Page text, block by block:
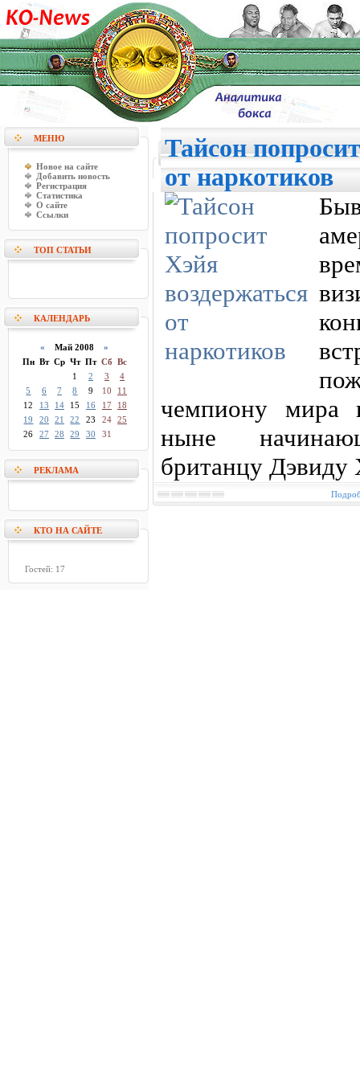
МЕНЮ
Новое на сайте
Добавить новость
Регистрация
Статистика
О сайте
Ссылки
ТОП СТАТЬИ
КАЛЕНДАРЬ
« Май 2008»
Пн Вт Ср Чт Пт Сб Вс
1
2 3
4
5
6 7 8 9 10
11
12
13 14 15 16 17
18
19
20 21 22 23 24 25
26
27 28 29 30 31
РЕКЛАМА
КТО НА САЙТЕ
Гостей: 17
Тайсон
от наркотиков
чемпиону мира
ныне
британцу